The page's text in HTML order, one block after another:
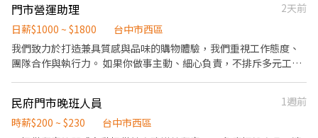
北屯區環中東路二段 台中太原店▸台中市北區太原路一段 台中梅亭
店▸台中市北區梅亭街 西屯文心店▸台中市西屯區文心路三段 西屯何
屯福星店▸台中市西屯區福星北一街 西屯櫻城店▸台中市西屯區櫻城
一街 台中大同店▸台中市西區大同街 台中五廊店▸台中市西區五廊街
台中五權店▸台中市西區五權五街 台中公正店▸台中市西區公正路 台
中南屯店▸台中市西區南屯路一段 ‐‐‐‐‐‐‐‐‐‐‐‐‐‐‐
‐‐‐ ❷蝦皮智取門市⚠️需有機車⚠️ 🌸工作內容🌸 1. 包裹收寄、搬
–17:30 🌙 晚班1：16:15–22:45 🌙 晚班2：18:45–22:45 （晚班2一
周須自選兩天配合16:15–22:45） .˚⊹ ⁺‧ 【 休假制度】‧⁺ ⊹˚. 📌 採
排休制（無固定休） 🗓️ 周一至週日皆可排班 🚫 周末可排休不可固定
休 .˚⊹ ⁺‧ 【超級亮點】‧⁺ ⊹˚. ❤️ 合法合規：合法投保、合法給薪
們挺你 💜 族群友善：身份不設限，歡迎各種背景的你！ .˚⊹ ⁺‧ 【
工作地點】‧⁺ ⊹˚. 西屯何德店 台中市西屯區西屯路二段42號 西屯
文心店 台中市西屯區文心路三段396號 台中公正店 台中市西區公正
門市營運助理
2天前
日薪$1000 ~ $1800
台中市西區
我們致力於打造兼具質感與品味的購物體驗，我們重視工作態度、
團隊合作與執行力。 如果你做事主動、細心負責，不排斥多元工作
維護 * 收銀結帳及門市日常營運 * 商品包裝、出貨及行政作業 * 協
助社群拍攝及品牌活動（依工作安排） * 維持門市整潔與舒適的購
民府門市晚班人員
1週前
時薪$200 ~ $230
台中市西區